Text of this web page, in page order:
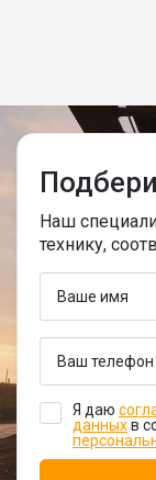
Наш
технику,
Я даю
данныхв